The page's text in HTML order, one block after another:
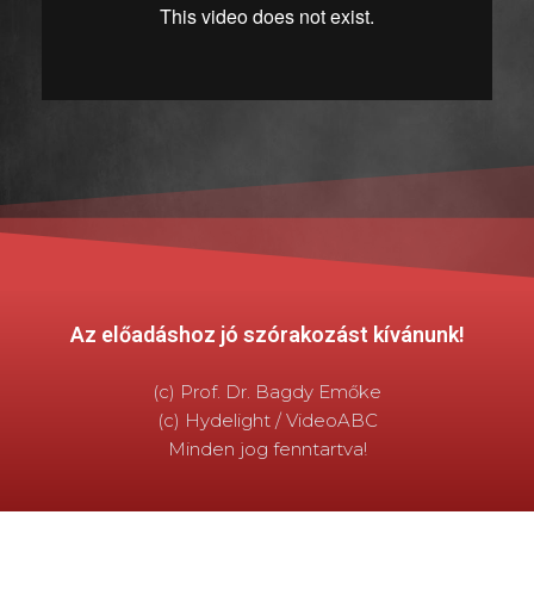
Az előadáshoz jó szórakozást kívánunk!
(c) Prof. Dr. Bagdy Emőke
(c) Hydelight / VideoABC
Minden jog fenntartva!